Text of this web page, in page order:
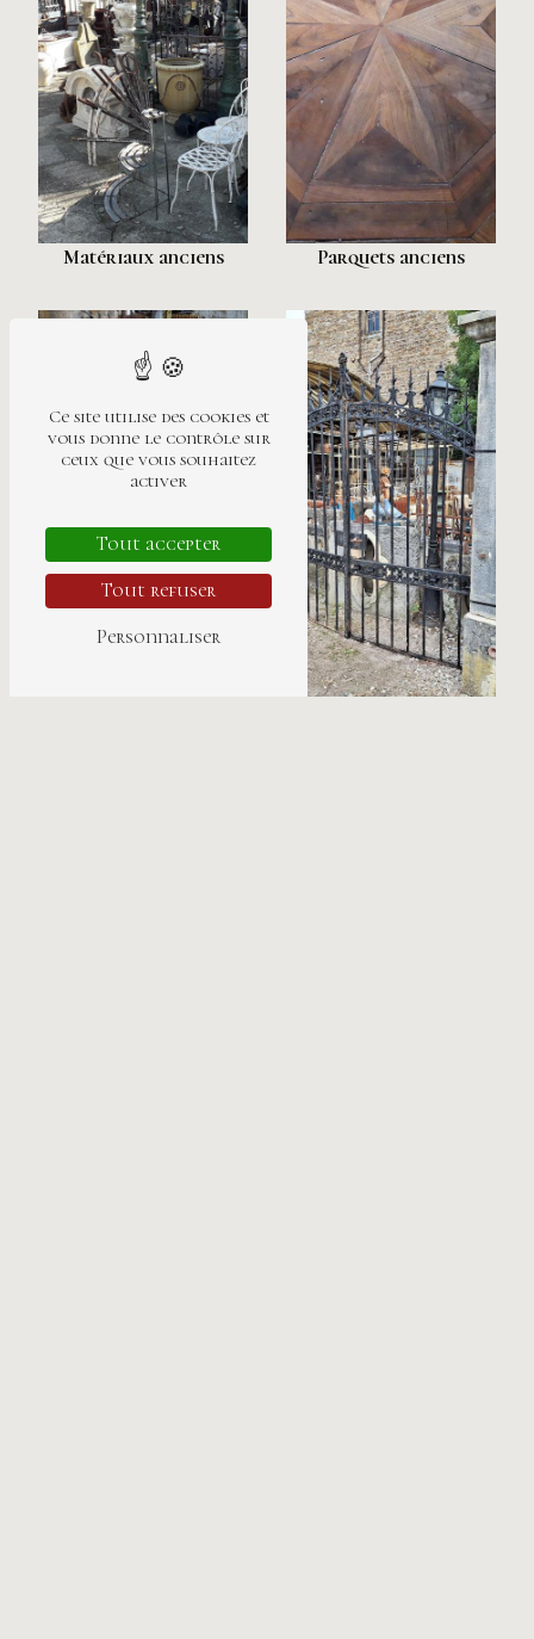
Matériaux anciens Parquets anciens
Radiateurs anciens
Ce site utilise des cookies et
vous donne le contrôle sur
ceux que vous souhaitez
activer
Tout accepter
Tout refuser
Personnaliser